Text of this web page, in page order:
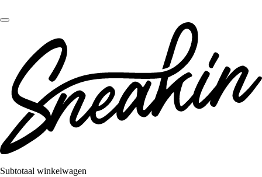
Subtotaal winkelwagen